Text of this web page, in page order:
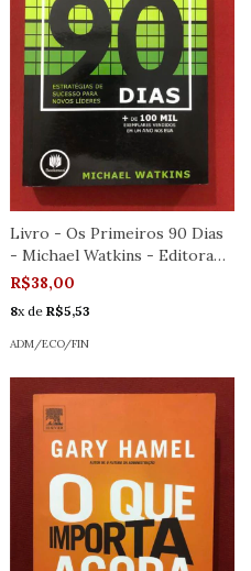
Livro - Os Primeiros 90 Dias
- Michael Watkins - Editora
Bookman
R$38,00
8x de R$5,53
ADM/ECO/FIN